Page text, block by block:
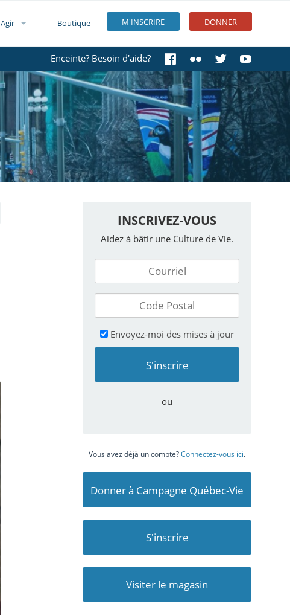
M'INSCRIRE DONNER
Agir Boutique
Enceinte? Besoin d'aide?
INSCRIVEZ-VOUS
Aidez à bâtir une Culture de Vie.
Envoyez-moi des mises à jour
ou
Vous avez déjà un compte?Connectez-vous ici.
Donner à Campagne Québec-Vie
S'inscrire
Visiter le magasin